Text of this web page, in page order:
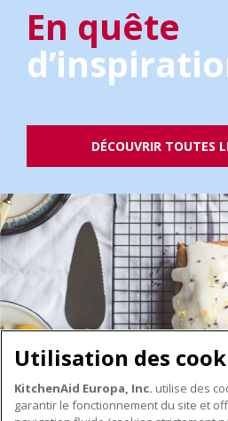
En quête
DÉCOUVRIR TOUTES
Utilisation des
KitchenAid Europa, Inc. utilise des
garantir le fonctionnement du site et